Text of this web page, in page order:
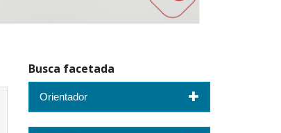
Busca facetada
Orientador